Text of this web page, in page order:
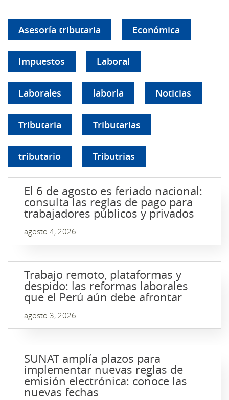
Asesoría tributaria Económica
Impuestos Laboral
Laborales laborla Noticias
Tributaria Tributarias
tributario Tributrias
El 6 de agosto es feriado nacional:
consulta las reglas de pago para
trabajadores públicos y privados
agosto 4, 2026
Trabajo remoto, plataformas y
despido: las reformas laborales
que el Perú aún debe afrontar
agosto 3, 2026
SUNAT amplía plazos para
implementar nuevas reglas de
emisión electrónica: conoce las
nuevas fechas